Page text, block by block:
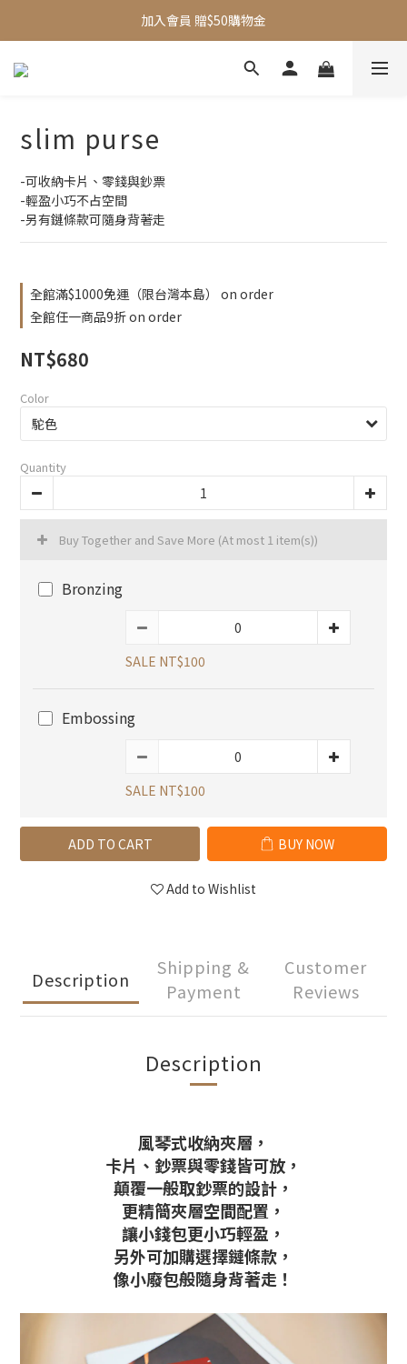
全館滿$1000即享免運
加入會員 贈$50購物金
slim purse
-可收納卡片、零錢與鈔票
-輕盈小巧不占空間
-另有鏈條款可隨身背著走
全館滿$1000免運（限台灣本島） on order
全館任一商品9折 on order
NT$680
Color
Quantity
Buy Together and Save More (At most 1 item(s))
Bronzing
SALE NT$100
Embossing
SALE NT$100
ADD TO CART BUY NOW
Add to Wishlist
Description
Shipping &
Payment
Customer
Reviews
Description
風琴式收納夾層，
卡片、鈔票與零錢皆可放，
顛覆一般取鈔票的設計，
更精簡夾層空間配置，
讓小錢包更小巧輕盈，
另外可加購選擇鏈條款，
像小廢包般隨身背著走！